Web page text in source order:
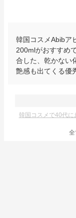
韓国コスメAbibア
200mlがおすすめ
合した、乾かない
艶感も出てくる優
韓国コスメで40代に
全